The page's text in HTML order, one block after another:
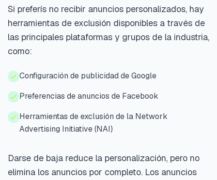
Si preferís no recibir anuncios personalizados, hay
herramientas de exclusión disponibles a través de
las principales plataformas y grupos de la industria,
como:
Configuración de publicidad de Google
Preferencias de anuncios de Facebook
Herramientas de exclusión de la Network
Advertising Initiative (NAI)
Darse de baja reduce la personalización, pero no
elimina los anuncios por completo. Los anuncios